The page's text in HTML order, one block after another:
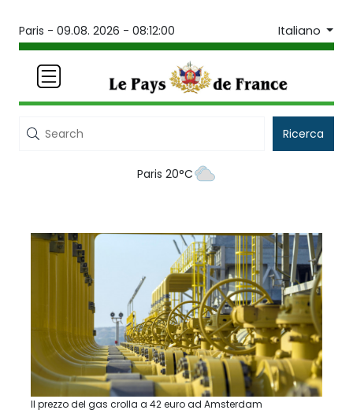
Paris - 09.08. 2026 - 08:12:00 Italiano
Ricerca
Paris 20°C
Il prezzo del gas crolla a 42 euro ad Amsterdam